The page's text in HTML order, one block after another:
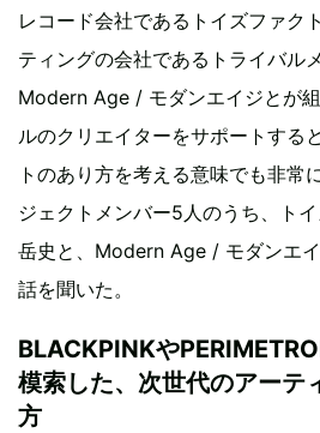
レコード会社であるトイズファク
ティングの会社であるトライバル
Modern Age / モダンエイジとが
ルのクリエイターをサポートする
トのあり方を考える意味でも非常
ジェクトメンバー5人のうち、ト
岳史と、Modern Age / モダンエ
話を聞いた。
BLACKPINKや
模索した、次世代のアーテ
方